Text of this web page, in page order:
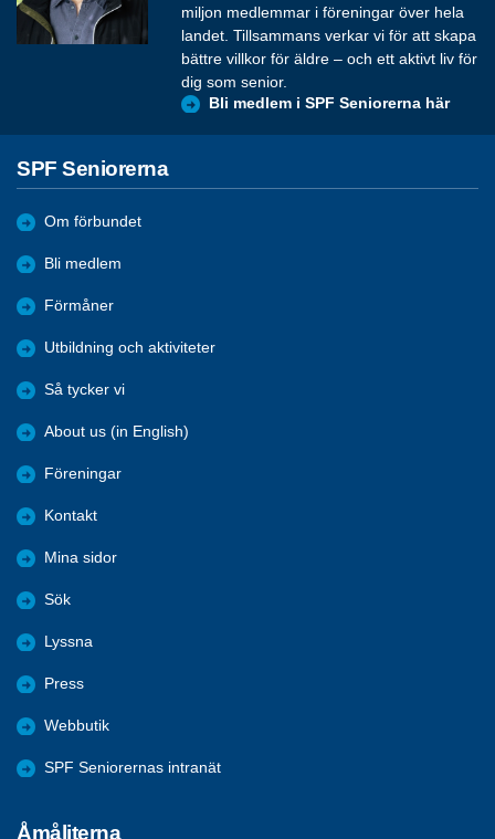
miljon medlemmar i föreningar över hela
landet. Tillsammans verkar vi för att skapa
bättre villkor för äldre – och ett aktivt liv för
dig som senior.
Bli medlem i SPF Seniorerna här
SPF Seniorerna
Om förbundet
Bli medlem
Förmåner
Utbildning och aktiviteter
Så tycker vi
About us (in English)
Föreningar
Kontakt
Mina sidor
Sök
Lyssna
Press
Webbutik
SPF Seniorernas intranät
Åmåliterna